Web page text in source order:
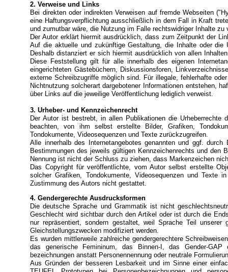
durch
einen
Titel
beschrieben
(Titelbasierte
Navigation).
wichtigsten
Abschnitte
sind
einer
Rolle
zugeordnet
(Orientierungsbasierte
Navigation).
Anfang
jeder
Seite
befindet
sich
Schnellzugriffsmenü
(Verknüpfungsbasierte
Navigation).
Jede
Verknüpfung
einer
Taste
zugeordnet
(Tastenbasierte
2. Verweise und Links
Bei direkten oder indirekten Verweisen auf fremde Webseiten
eine Haftungsverpflichtung ausschließlich in dem Fall in Kraft
und zumutbar wäre, die Nutzung im Falle rechtswidriger Inhalte zu
Der Autor erklärt hiermit ausdrücklich, dass zum Zeitpunkt der
Auf die aktuelle und zukünftige Gestaltung, die Inhalte oder
Deshalb distanziert er sich hiermit ausdrücklich von allen
Diese Feststellung gilt für alle innerhalb des eigenen
eingerichteten Gästebüchern, Diskussionsforen,
externe Schreibzugriffe möglich sind. Für illegale, fehlerhafte
Nichtnutzung solcherart dargebotener Informationen entstehen,
über Links auf die jeweilige Veröffentlichung lediglich verweist.
3. Urheber- und Kennzeichenrecht
Der Autor ist bestrebt, in allen Publikationen die Urheberrechte
beachten, von ihm selbst erstellte Bilder, Grafiken,
Tondokumente, Videosequenzen und Texte zurückzugreifen.
Alle innerhalb des Internetangebotes genannten und ggf.
Bestimmungen des jeweils gültigen Kennzeichenrechts und den
Nennung ist nicht der Schluss zu ziehen, dass Markenzeichen
Das Copyright für veröffentlichte, vom Autor selbst erstellte
solcher Grafiken, Tondokumente, Videosequenzen und Texte
Zustimmung des Autors nicht gestattet.
4. Gendergerechte Ausdrucksformen
Die deutsche Sprache und Grammatik ist nicht
Geschlecht wird sichtbar durch den Artikel oder ist durch die
nur repräsentiert, sondern gestaltet, weil Sprache Teil
Gleichstellungszwecken modifiziert werden.
Es wurden mittlerweile zahlreiche gendergerechtere
das generische Femininum, das Binnen-I, das Gender-GAP
bezeichnungen anstatt Personennennung oder neutrale
Aus Gründen der besseren Lesbarkeit und im Sinne einer